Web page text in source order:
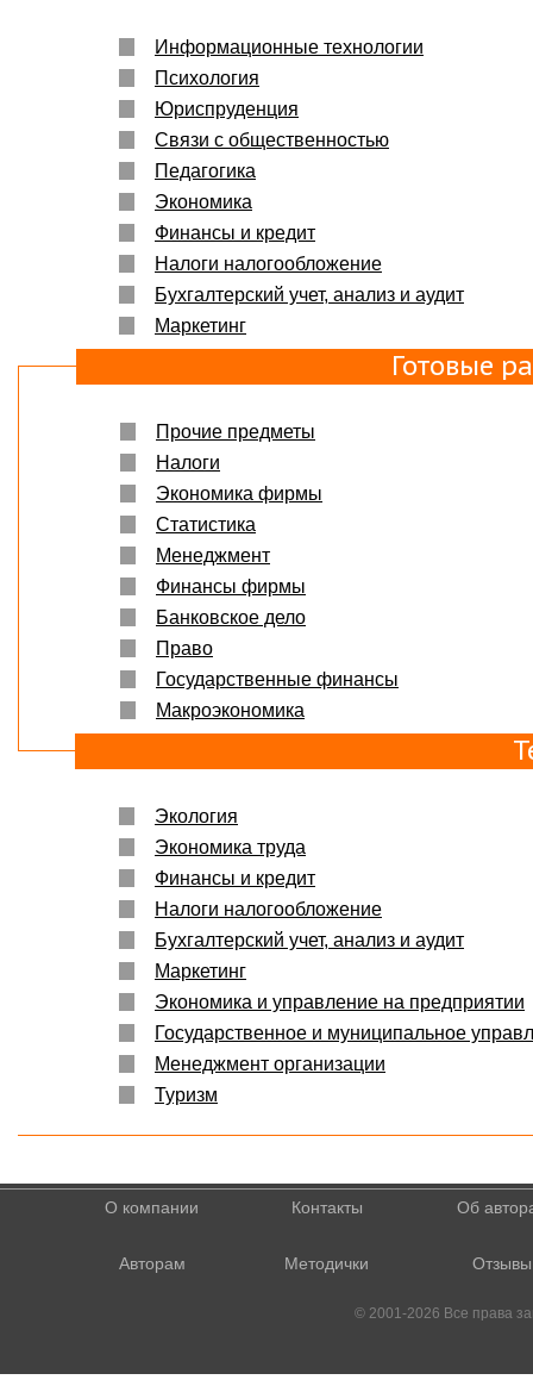
Информационные технологии
Психология
Юриспруденция
Связи с общественностью
Педагогика
Экономика
Финансы и кредит
Налоги налогообложение
Бухгалтерский учет, анализ и аудит
Маркетинг
Готовые
Прочие предметы
Налоги
Экономика фирмы
Статистика
Менеджмент
Финансы фирмы
Банковское дело
Право
Государственные финансы
Макроэкономика
Экология
Экономика труда
Финансы и кредит
Налоги налогообложение
Бухгалтерский учет, анализ и аудит
Маркетинг
Экономика и управление на предприятии
Государственное и муниципальное
Менеджмент организации
Туризм
О компании Контакты Об
Авторам Методички Отзывы
© 2001-2026 Все права